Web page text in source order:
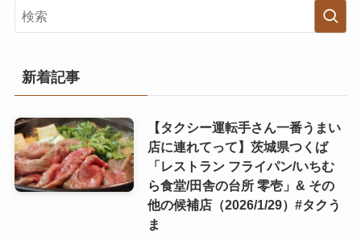
新着記事
【タクシー運転手さん一番うまい
店に連れてって】茨城県つくば
「レストラン フライパン/いちむ
ら食堂/田舎の台所 零壱」& その
他の候補店（2026/1/29）#タクう
ま